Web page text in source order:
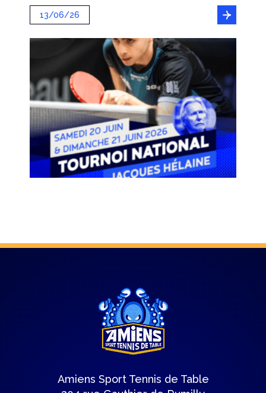
13/06/26
Amiens Sport Tennis de Table